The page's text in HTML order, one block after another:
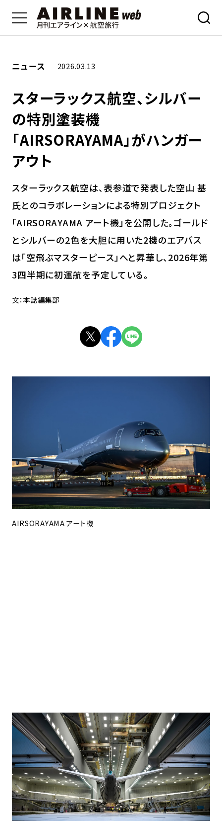
ニュース 2026.03.13
スターラックス航空、シルバー
の特別塗装機
「AIRSORAYAMA」がハンガー
アウト
スターラックス航空は、表参道で発表した空山 基
氏とのコラボレーションによる特別プロジェクト
「AIRSORAYAMA アート機」を公開した。ゴールド
とシルバーの2色を大胆に用いた2機のエアバス
は「空飛ぶマスターピース」へと昇華し、2026年第
3四半期に初運航を予定している。
文：本誌編集部
AIRSORAYAMA アート機